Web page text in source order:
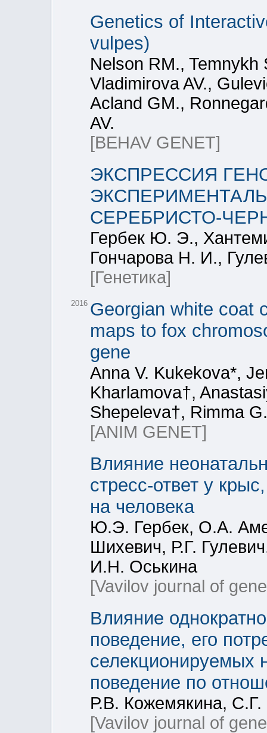
Genetics of
vulpes)
Nelson RM., Temnykh
Vladimirova AV.,
Acland GM.,
AV.
[BEHAV GENET]
ЭКСПРЕССИЯ
СЕРЕБРИСТО-
Гербек Ю. Э.,
Гончарова Н. И.,
[Генетика]
2016 Georgian white coat
maps to fox
gene
Anna V. Kukekova*,
Kharlamova†,
Shepeleva†, Rimma
[ANIM GENET]
Влияние
стресс-ответ у
на человека
Ю.Э. Гербек, О.А.
Шихевич, Р.Г.
И.Н. Оськина
[Vavilov journal of
Влияние
поведение, его
селекционируемых
поведение по
Р.В. Кожемякина, С.Г.
[Vavilov journal of